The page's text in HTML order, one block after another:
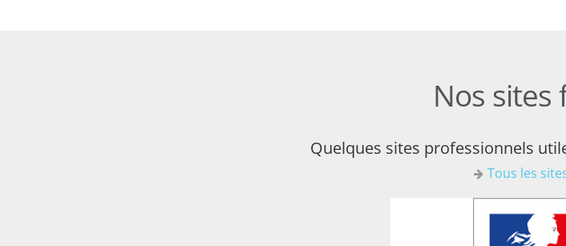
Nos sites
Quelques sites professionnels
Tous les